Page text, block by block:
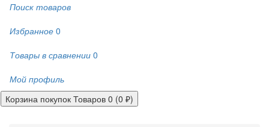
Поиск товаров
Избранное 0
Товары в сравнении 0
Мой профиль
Корзина покупок Товаров 0 (0 ₽)